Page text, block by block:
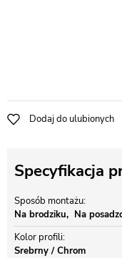
Dodaj do ulubionych
Specyfikacja
Sposób montażu
Na brodziku
Na
Kolor profili
Srebrny / Chrom